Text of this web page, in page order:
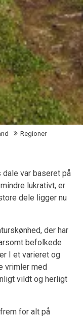
Regioner
var baseret på
lukrativt, er
dele ligger nu
der har
befolkede
I et varieret og
vrimler med
vildt og herligt
for alt på